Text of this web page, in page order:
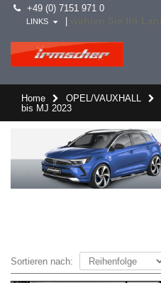
+49 (0) 7151 971 0
LINKS
Home OPEL/VAUXHALL
bis MJ 2023
Sortieren nach: